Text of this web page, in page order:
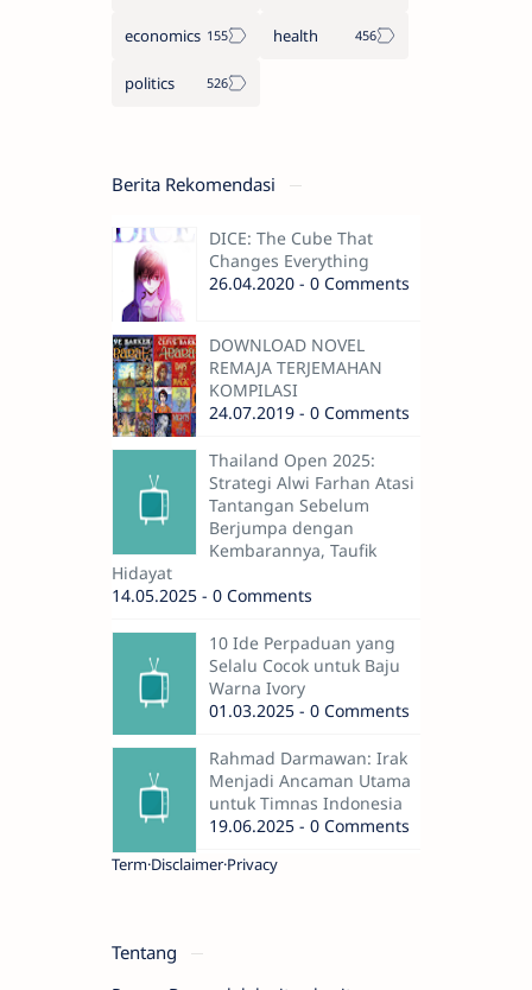
economics health
politics
Berita Rekomendasi
DICE: The Cube That
Changes Everything
26.04.2020 - 0 Comments
DOWNLOAD NOVEL
REMAJA TERJEMAHAN
KOMPILASI
24.07.2019 - 0 Comments
Thailand Open 2025:
Strategi Alwi Farhan Atasi
Tantangan Sebelum
Berjumpa dengan
Kembarannya, Taufik
Hidayat
14.05.2025 - 0 Comments
10 Ide Perpaduan yang
Selalu Cocok untuk Baju
Warna Ivory
01.03.2025 - 0 Comments
Rahmad Darmawan: Irak
Menjadi Ancaman Utama
untuk Timnas Indonesia
19.06.2025 - 0 Comments
Term Disclaimer Privacy
Tentang